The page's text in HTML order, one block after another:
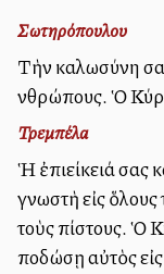
Σωτηρόπουλου
Τὴν καλωσύνη
ἀνθρώπους. Ὁ
Τρεμπέλα
Ἡ ἐπιείκειά σας
γνωστὴ εἰς ὅλους
τοὺς ἀπίστους. Ὁ
ἀποδώσῃ αὐτὸς